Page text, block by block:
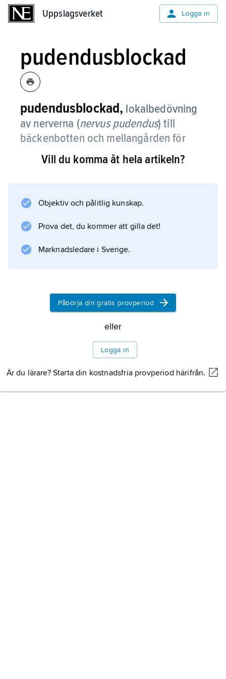
Uppslagsverket Logga in
pudendusblockad
pudendusblockad, lokalbedövning
av nerverna (nervus pudendus) till
bäckenbotten och mellangården för
smärtlindring under förlossningens
utdrivningsskede.
Information om artikeln
Vill du komma åt hela artikeln?
Objektiv och pålitlig kunskap.
Prova det, du kommer att gilla det!
Marknadsledare i Sverige.
Påbörja din gratis provperiod
eller
Logga in
Är du lärare? Starta din kostnadsfria provperiod härifrån.